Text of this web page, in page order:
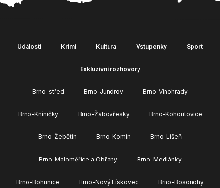
Události Krimi Kultura Vstupenky Sport
Exkluzivní rozhovory
Brno-střed Brno-Jundrov Brno-Vinohrady
Brno-Kníničky Brno-Žabovřesky Brno-Kohoutovice
Brno-Žebětín Brno-Komín Brno-Líšeň
Brno-Maloměřice a Obřany Brno-Medlánky
Brno-Bohunice Brno-Nový Lískovec Brno-Bosonohy